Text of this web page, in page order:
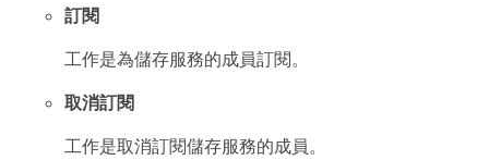
訂閱
工作是為儲存服務的成員訂閱。
取消訂閱
工作是取消訂閱儲存服務的成員。